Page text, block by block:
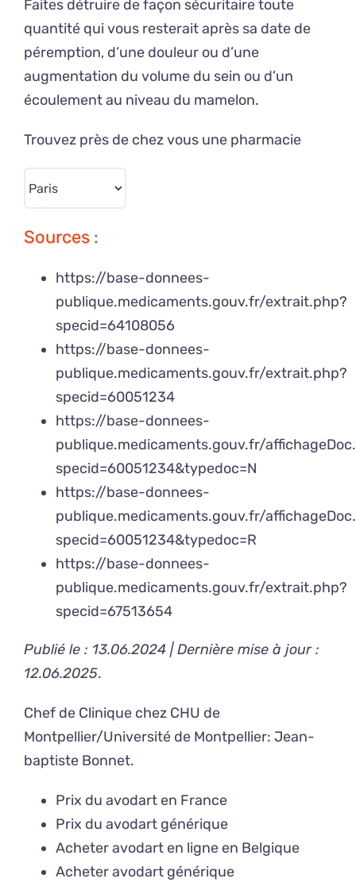
Faites détruire de façon sécuritaire toute
quantité qui vous resterait après sa date de
péremption, d’une douleur ou d’une
augmentation du volume du sein ou d’un
écoulement au niveau du mamelon.
Trouvez près de chez vous une pharmacie
Sources :
https://base-donnees-
publique.medicaments.gouv.fr/extrait.php?
specid=64108056
https://base-donnees-
publique.medicaments.gouv.fr/extrait.php?
specid=60051234
https://base-donnees-
publique.medicaments.gouv.fr/
specid=60051234&typedoc=N
https://base-donnees-
publique.medicaments.gouv.fr/
specid=60051234&typedoc=R
https://base-donnees-
publique.medicaments.gouv.fr/extrait.php?
specid=67513654
Publié le : 13.06.2024 | Dernière mise à jour :
12.06.2025.
Chef de Clinique chez CHU de
Montpellier/Université de Montpellier: Jean-
baptiste Bonnet.
Prix du avodart en France
Prix du avodart générique
Acheter avodart en ligne en Belgique
Acheter avodart générique